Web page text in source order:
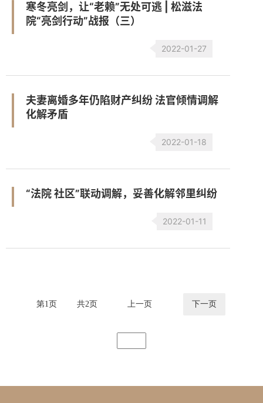
寒冬亮剑，让“老赖”无处可逃 | 松滋法
院“亮剑行动”战报（三）
2022-01-27
夫妻离婚多年仍陷财产纠纷 法官倾情调解
化解矛盾
2022-01-18
“法院 社区”联动调解，妥善化解邻里纠纷
2022-01-11
第1页 共2页 上一页 下一页